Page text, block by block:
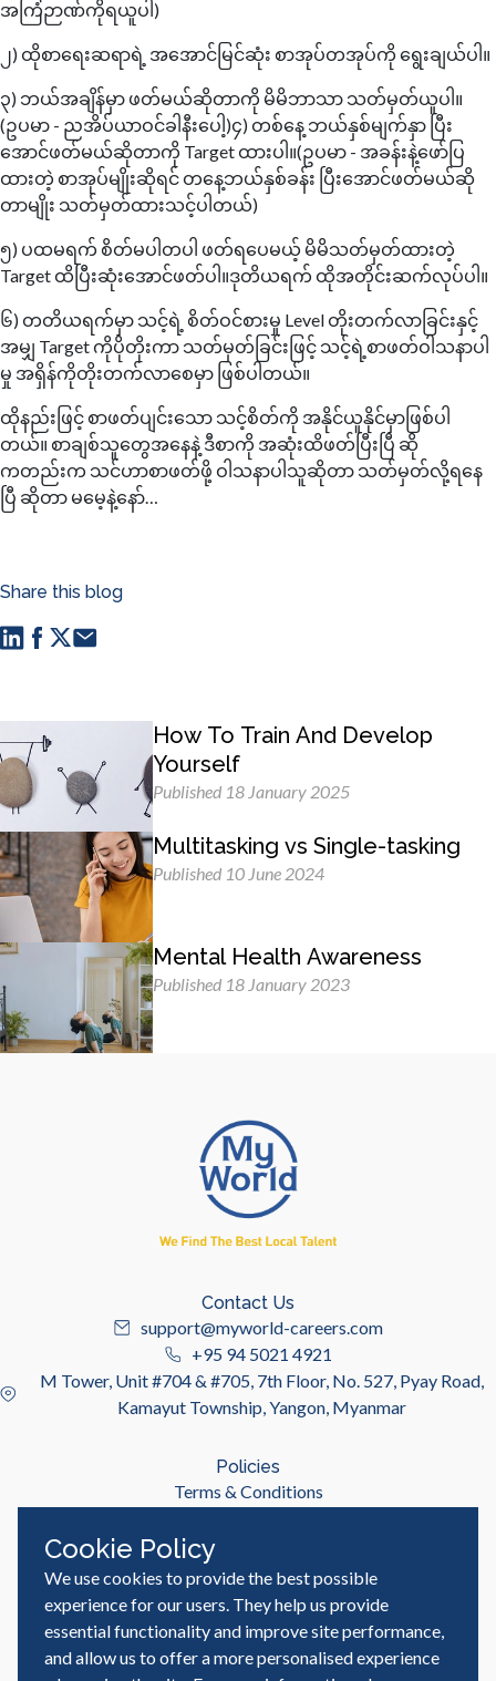
အကြံဉာဏ်ကိုရယူပါ)
၂) ထိုစာရေးဆရာရဲ့ အအောင်မြင်ဆုံး စာအုပ်တအုပ်ကို ရွေးချယ်ပါ။
၃) ဘယ်အချိန်မှာ ဖတ်မယ်ဆိုတာကို မိမိဘာသာ သတ်မှတ်ယူပါ။
(ဥပမာ - ညအိပ်ယာဝင်ခါနီးပေါ့)၄) တစ်နေ့ ဘယ်နှစ်မျက်နှာ ပြီး
အောင်ဖတ်မယ်ဆိုတာကို Target ထားပါ။(ဥပမာ - အခန်းနဲ့ဖော်ပြ
ထားတဲ့ စာအုပ်မျိုးဆိုရင် တနေ့ဘယ်နှစ်ခန်း ပြီးအောင်ဖတ်မယ်ဆို
တာမျိုး သတ်မှတ်ထားသင့်ပါတယ်)
၅) ပထမရက် စိတ်မပါတပါ ဖတ်ရပေမယ့် မိမိသတ်မှတ်ထားတဲ့
Target ထိပြီးဆုံးအောင်ဖတ်ပါ။ဒုတိယရက် ထိုအတိုင်းဆက်လုပ်ပါ။
၆) တတိယရက်မှာ သင့်ရဲ့ စိတ်ဝင်စားမှု Level တိုးတက်လာခြင်းနှင့်
အမျှ Target ကိုပိုတိုးကာ သတ်မှတ်ခြင်းဖြင့် သင့်ရဲ့စာဖတ်ဝါသနာပါ
မှု အရှိန်ကိုတိုးတက်လာစေမှာ ဖြစ်ပါတယ်။
ထိုနည်းဖြင့် စာဖတ်ပျင်းသော သင့်စိတ်ကို အနိုင်ယူနိုင်မှာဖြစ်ပါ
တယ်။ စာချစ်သူတွေအနေနဲ့ ဒီစာကို အဆုံးထိဖတ်ပြီးပြီ ဆို
ကတည်းက သင်ဟာစာဖတ်ဖို့ ဝါသနာပါသူဆိုတာ သတ်မှတ်လို့ရနေ
ပြီ ဆိုတာ မမေ့နဲ့နော်…
Share this blog
How To Train And Develop
Yourself
Published 18 January 2025
Multitasking vs Single-tasking
Published 10 June 2024
Mental Health Awareness
Published 18 January 2023
Contact Us
support@myworld-careers.com
+95 94 5021 4921
M Tower, Unit #704 & #705, 7th Floor, No. 527, Pyay Road,
Kamayut Township, Yangon, Myanmar
Policies
Terms & Conditions
Useful Links
Job Seeker
Employer
Blog & Resources
Cookie Policy
We use cookies to provide the best possible
experience for our users. They help us provide
essential functionality and improve site performance,
and allow us to offer a more personalised experience